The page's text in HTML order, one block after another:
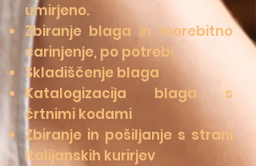
umirjeno.
Zbiranje blaga in morebitno
carinjenje, po potrebi
Skladiščenje blaga
Katalogizacija blaga s
črtnimi kodami
Zbiranje in pošiljanje s strani
italijanskih kurirjev